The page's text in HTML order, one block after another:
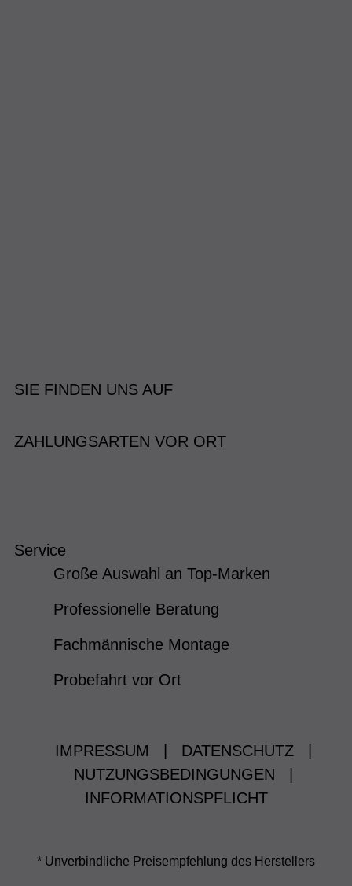
SIE FINDEN UNS AUF
ZAHLUNGSARTEN VOR ORT
Service
Große Auswahl an Top-Marken
Professionelle Beratung
Fachmännische Montage
Probefahrt vor Ort
IMPRESSUM DATENSCHUTZ
NUTZUNGSBEDINGUNGEN
INFORMATIONSPFLICHT
* Unverbindliche Preisempfehlung des Herstellers